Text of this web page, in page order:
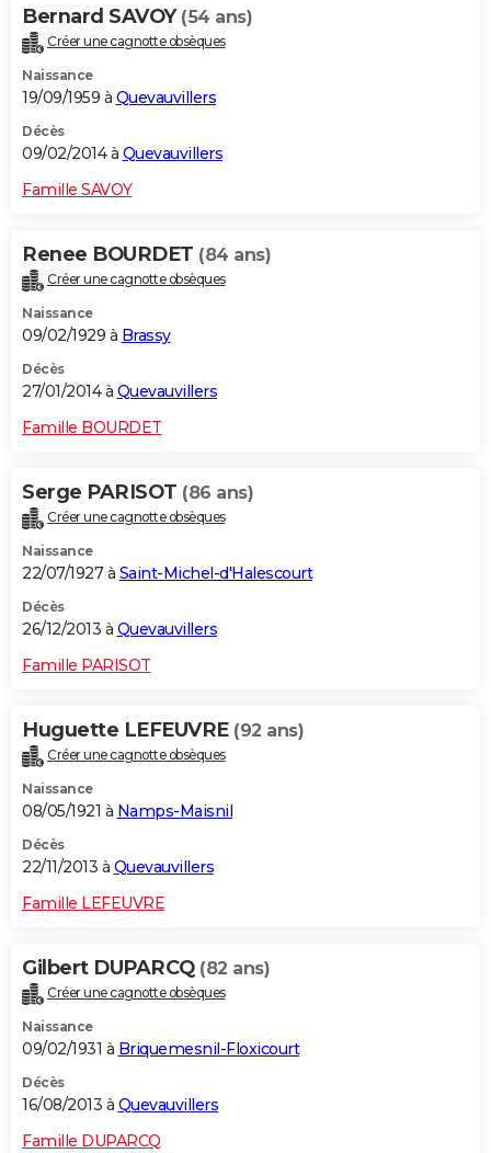
Bernard SAVOY (54 ans)
Créer une cagnotte obsèques
Naissance
19/09/1959 à Quevauvillers
Décès
09/02/2014 à Quevauvillers
Famille SAVOY
Renee BOURDET (84 ans)
Créer une cagnotte obsèques
Naissance
09/02/1929 à Brassy
Décès
27/01/2014 à Quevauvillers
Famille BOURDET
Serge PARISOT (86 ans)
Créer une cagnotte obsèques
Naissance
22/07/1927 à Saint-Michel-d'Halescourt
Décès
26/12/2013 à Quevauvillers
Famille PARISOT
Huguette LEFEUVRE (92 ans)
Créer une cagnotte obsèques
Naissance
08/05/1921 à Namps-Maisnil
Décès
22/11/2013 à Quevauvillers
Famille LEFEUVRE
Gilbert DUPARCQ (82 ans)
Créer une cagnotte obsèques
Naissance
09/02/1931 à Briquemesnil-Floxicourt
Décès
16/08/2013 à Quevauvillers
Famille DUPARCQ